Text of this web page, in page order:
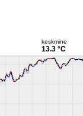
keskmine
13.3 °C